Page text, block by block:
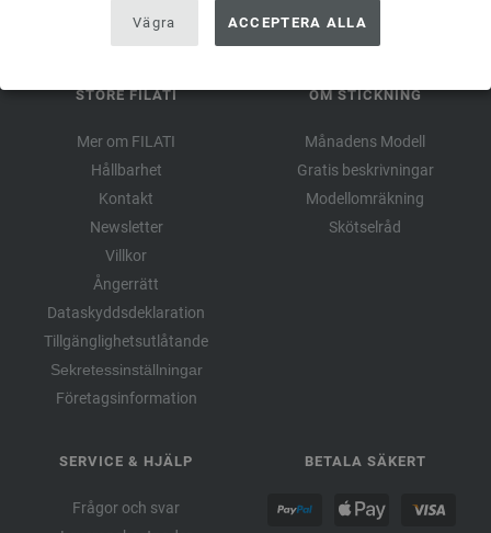
Vägra ACCEPTERA ALLA
STORE FILATI
Mer om FILATI
Hållbarhet
Kontakt
Newsletter
Villkor
Ångerrätt
Dataskyddsdeklaration
Tillgänglighetsutlåtande
Sekretessinställningar
Företagsinformation
OM STICKNING
Månadens Modell
Gratis beskrivningar
Modellomräkning
Skötselråd
SERVICE & HJÄLP
Frågor och svar
BETALA SÄKERT